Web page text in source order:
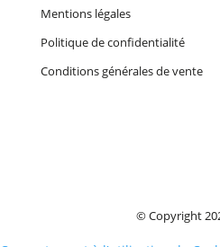
Mentions légales
Politique de confidentialité
Conditions générales de vente
© Copyright